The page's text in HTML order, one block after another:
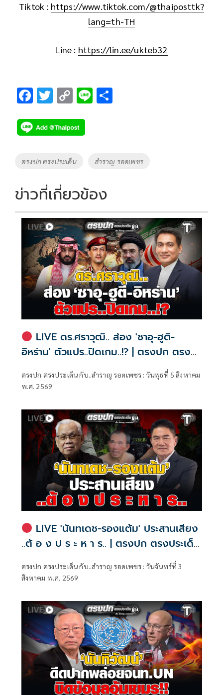
Tiktok : https://www.tiktok.com/@thaiposttk?
lang=th-TH
Line : https://lin.ee/ukteb32
F
e
b
o
k
T
tt
er
C
p
y
Li
k
Li
Tags
ตรงปก ตรงประเด็น สำราญ รอดเพชร
ข่าวที่เกี่ยวข้อง
LIVE ดร.ศราวุฒิ.. ส่อง 'ซาอุ-ฮูติ-
อิหร่าน' ตัวแปร..ปิดเกม..!? | ตรงปก ตรง
ตรงปก ตรงประเด็น กับ..สำราญ รอดเพชร : วันพุธที่ 5 สิงหาคม
พ.ศ. 2569
LIVE 'นันทเดช-รองแต้ม' ประสานเสียง
..ต้ อ ง ป ร ะ ห า ร.. | ตรงปก ตรงประเด็น
ตรงปก ตรงประเด็น กับ..สำราญ รอดเพชร : วันจันทร์ที่ 3
สิงหาคม พ.ศ. 2569